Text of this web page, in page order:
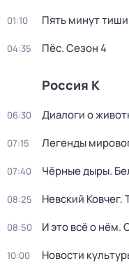
01:10 Пять минут
04:35 Пёс. Сезон 4
Россия К
06:30 Диалоги о
07:15 Легенды
07:40 Чёрные дыры.
08:25 Невский
08:50 И это всё о нём.
10:00 Новости